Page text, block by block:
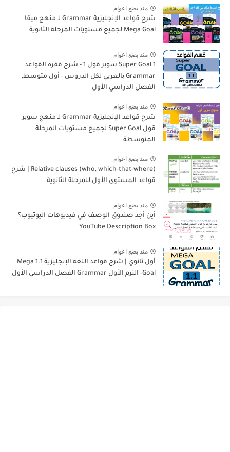
منذ بضع اعوام
شرح قواعد الإنجليزية Grammar لـ منهج ميقا
Mega Goal لجميع مستويات المرحلة الثانوية
منذ بضع اعوام
Super Goal 1 سوبر قول 1 - شرح فقرة القواعد
Grammar بالعربي لكل الدروس - أول متوسط,
الفصل الدراسي الأول
منذ بضع اعوام
شرح قواعد الإنجليزية Grammar لـ منهج سوبر
قول Super Goal لجميع مستويات المرحلة
المتوسطة
منذ بضع اعوام
Relative clauses (who, which-that-where) | شرح
قواعد المستوى الأول للمرحلة الثانوية
منذ بضع اعوام
أين أجد صندوق الوصف في فيديوهات اليوتيوب؟
YouTube Description Box
منذ بضع اعوام
أول ثانوي | شرح قواعد اللغة الإنجليزية 1.1 Mega
Goal- الترم الأول Grammar الفصل الدراسي الأول